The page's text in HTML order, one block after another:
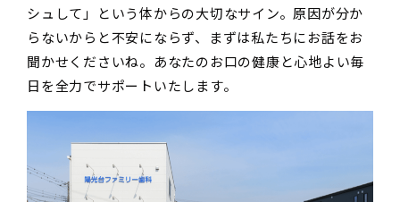
シュして」という体からの大切なサイン。原因が分か
らないからと不安にならず、まずは私たちにお話をお
聞かせくださいね。あなたのお口の健康と心地よい毎
日を全力でサポートいたします。